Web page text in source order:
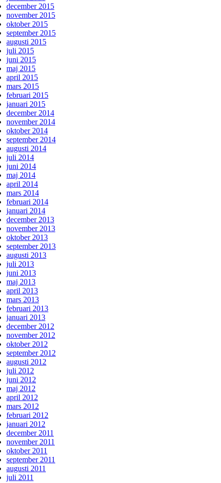
december 2015
november 2015
oktober 2015
september 2015
augusti 2015
juli 2015
juni 2015
maj 2015
april 2015
mars 2015
februari 2015
januari 2015
december 2014
november 2014
oktober 2014
september 2014
augusti 2014
juli 2014
juni 2014
maj 2014
april 2014
mars 2014
februari 2014
januari 2014
december 2013
november 2013
oktober 2013
september 2013
augusti 2013
juli 2013
juni 2013
maj 2013
april 2013
mars 2013
februari 2013
januari 2013
december 2012
november 2012
oktober 2012
september 2012
augusti 2012
juli 2012
juni 2012
maj 2012
april 2012
mars 2012
februari 2012
januari 2012
december 2011
november 2011
oktober 2011
september 2011
augusti 2011
juli 2011